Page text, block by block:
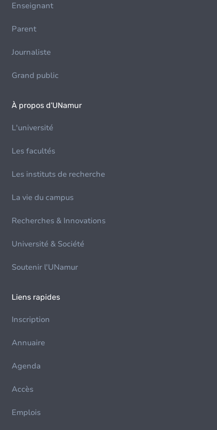
Enseignant
Parent
Journaliste
Grand public
À propos d'UNamur
L'université
Les facultés
Les instituts de recherche
La vie du campus
Recherches & Innovations
Université & Société
Soutenir l'UNamur
Liens rapides
Inscription
Annuaire
Agenda
Accès
Emplois